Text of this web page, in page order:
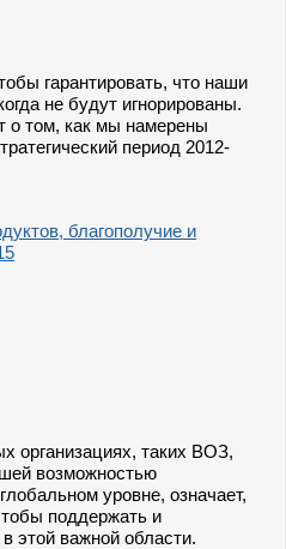
гарантировать, что наши
не будут игнорированы.
о том, как мы намерены
период 2012-
благополучие и
организациях, таких ВОЗ,
возможностью
уровне, означает,
поддержать и
этой важной области.